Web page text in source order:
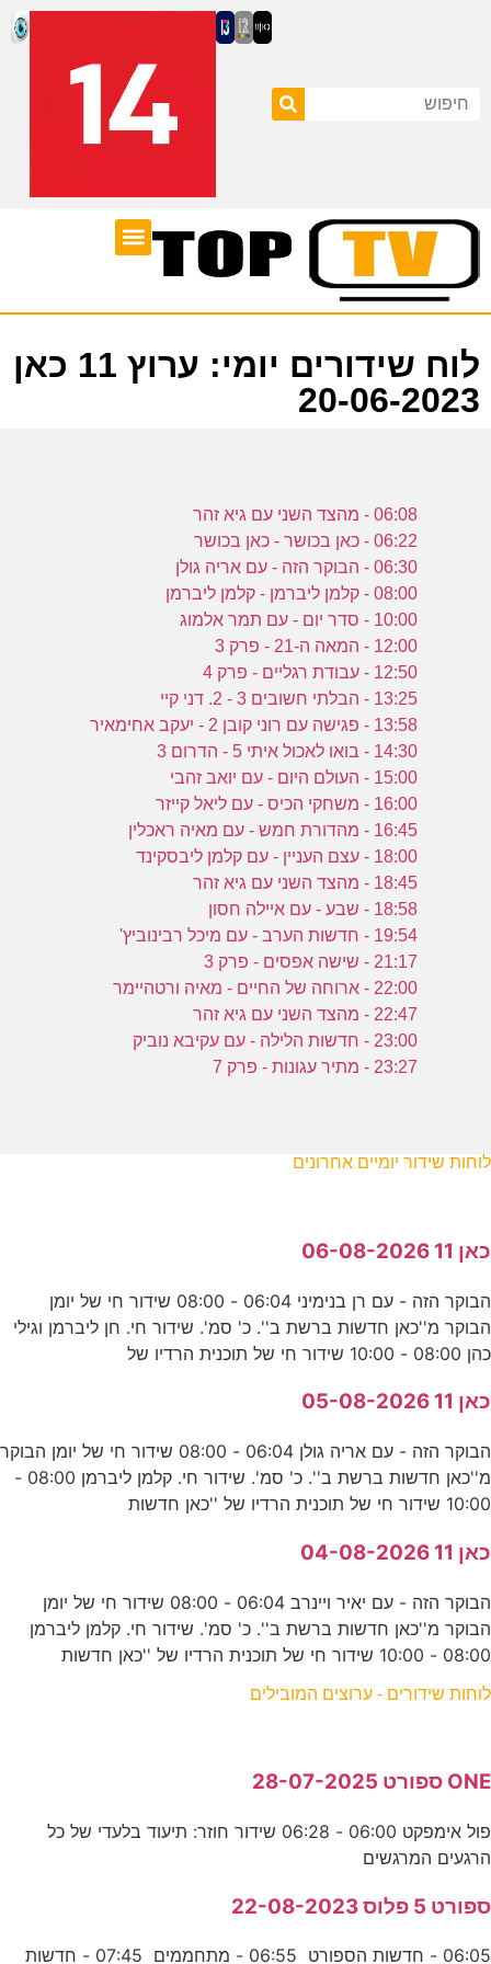
לוח שידורים יומי: ערוץ 11 כאן
20-06-2023
06:08 - מהצד השני עם גיא זהר
06:22 - כאן בכושר - כאן בכושר
06:30 - הבוקר הזה - עם אריה גולן
08:00 - קלמן ליברמן - קלמן ליברמן
10:00 - סדר יום - עם תמר אלמוג
12:00 - המאה ה-21 - פרק 3
12:50 - עבודת רגליים - פרק 4
13:25 - הבלתי חשובים 3 - 2. דני קיי
13:58 - פגישה עם רוני קובן 2 - יעקב אחימאיר
14:30 - בואו לאכול איתי 5 - הדרום 3
15:00 - העולם היום - עם יואב זהבי
16:00 - משחקי הכיס - עם ליאל קייזר
16:45 - מהדורת חמש - עם מאיה ראכלין
18:00 - עצם העניין - עם קלמן ליבסקינד
18:45 - מהצד השני עם גיא זהר
18:58 - שבע - עם איילה חסון
19:54 - חדשות הערב - עם מיכל רבינוביץ'
21:17 - שישה אפסים - פרק 3
22:00 - ארוחה של החיים - מאיה ורטהיימר
22:47 - מהצד השני עם גיא זהר
23:00 - חדשות הלילה - עם עקיבא נוביק
23:27 - מתיר עגונות - פרק 7
לוחות שידור יומיים אחרונים
כאן 11 06-08-2026
הבוקר הזה - עם רן בנימיני 06:04 - 08:00 שידור חי של יומן
הבוקר מ''כאן חדשות ברשת ב''. כ' סמ'. שידור חי. חן ליברמן וגילי
כהן 08:00 - 10:00 שידור חי של תוכנית הרדיו של
כאן 11 05-08-2026
הבוקר הזה - עם אריה גולן 06:04 - 08:00 שידור חי של יומן הבוקר
מ''כאן חדשות ברשת ב''. כ' סמ'. שידור חי. קלמן ליברמן 08:00 -
10:00 שידור חי של תוכנית הרדיו של ''כאן חדשות
כאן 11 04-08-2026
הבוקר הזה - עם יאיר ויינרב 06:04 - 08:00 שידור חי של יומן
הבוקר מ''כאן חדשות ברשת ב''. כ' סמ'. שידור חי. קלמן ליברמן
08:00 - 10:00 שידור חי של תוכנית הרדיו של ''כאן חדשות
לוחות שידורים - ערוצים המובילים
ONE ספורט 28-07-2025
פול אימפקט 06:00 - 06:28 שידור חוזר: תיעוד בלעדי של כל
הרגעים המרגשים
ספורט 5 פלוס 22-08-2023
06:05 - חדשות הספורט 06:55 - מתחממים 07:45 - חדשות